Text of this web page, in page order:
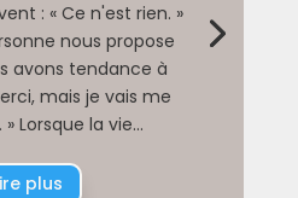
: « Ce n'est rien. »
nous propose
avons tendance à
mais je vais me
Lorsque la vie...
plus